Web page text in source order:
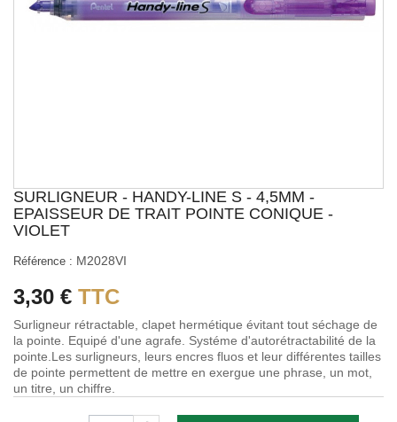
SURLIGNEUR - HANDY-LINE S - 4,5MM -
EPAISSEUR DE TRAIT POINTE CONIQUE -
VIOLET
Référence : M2028VI
3,30 € TTC
Surligneur rétractable, clapet hermétique évitant tout séchage de
la pointe. Equipé d'une agrafe. Systéme d'autorétractabilité de la
pointe.Les surligneurs, leurs encres fluos et leur différentes tailles
de pointe permettent de mettre en exergue une phrase, un mot,
un titre, un chiffre.